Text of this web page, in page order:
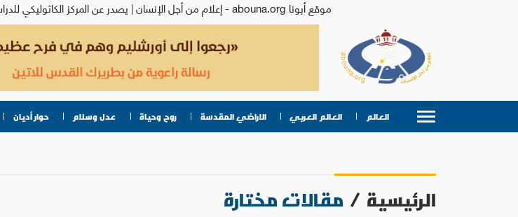
موقع أبونا abouna.org - إعلام من أجل الإنسان | يصدر عن المركز الكاثوليكي للدراسات والإعلام في الأردن - رئيس التحرير: الأب د.رفعت بدر
العالم العالم العربي الاراضي المقدسة روح وحياة عدل وسلام حوار أديان
الرئيسية / مقالات مختارة